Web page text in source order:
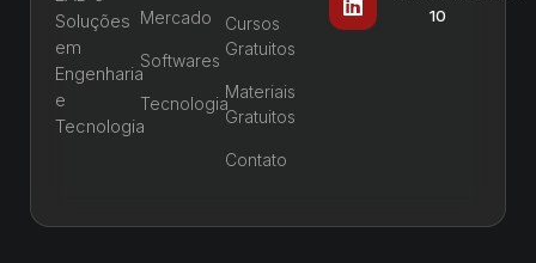
Soluções
em
Engenharia
e
Tecnologia
Mercado
Softwares
Tecnologia
Cursos
Gratuitos
Materiais
Gratuitos
Contato
10